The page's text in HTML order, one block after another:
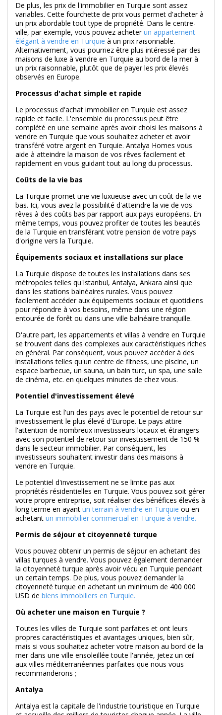
De plus, les prix de l'immobilier en Turquie sont assez
variables. Cette fourchette de prix vous permet d'acheter à
un prix abordable tout type de propriété. Dans le centre-
ville, par exemple, vous pouvez acheterun appartement
élégant à vendre en Turquie à un prix raisonnable.
Alternativement, vous pourriez être plus intéressé par des
maisons de luxe à vendre en Turquie au bord de la mer à
un prix raisonnable, plutôt que de payer les prix élevés
observés en Europe.
Processus d'achat simple et rapide
Le processus d'achat immobilier en Turquie est assez
rapide et facile. L'ensemble du processus peut être
complété en une semaine après avoir choisi les maisons à
vendre en Turquie que vous souhaitez acheter et avoir
transféré votre argent en Turquie. Antalya Homes vous
aide à atteindre la maison de vos rêves facilement et
rapidement en vous guidant tout au long du processus.
Coûts de la vie bas
La Turquie promet une vie luxueuse avec un coût de la vie
bas. Ici, vous avez la possibilité d'atteindre la vie de vos
rêves à des coûts bas par rapport aux pays européens. En
même temps, vous pouvez profiter de toutes les beautés
de la Turquie en transférant votre pension de votre pays
d'origine vers la Turquie.
Équipements sociaux et installations sur place
La Turquie dispose de toutes les installations dans ses
métropoles telles qu'Istanbul, Antalya, Ankara ainsi que
dans les stations balnéaires rurales. Vous pouvez
facilement accéder aux équipements sociaux et quotidiens
pour répondre à vos besoins, même dans une région
entourée de forêt ou dans une ville balnéaire tranquille.
D'autre part, les appartements et villas à vendre en Turquie
se trouvent dans des complexes aux caractéristiques riches
en général. Par conséquent, vous pouvez accéder à des
installations telles qu'un centre de fitness, une piscine, un
espace barbecue, un sauna, un bain turc, un spa, une salle
de cinéma, etc. en quelques minutes de chez vous.
Potentiel d'investissement élevé
La Turquie est l'un des pays avec le potentiel de retour sur
investissement le plus élevé d'Europe. Le pays attire
l'attention de nombreux investisseurs locaux et étrangers
avec son potentiel de retour sur investissement de 150 %
dans le secteur immobilier. Par conséquent, les
investisseurs souhaitent investir dans des maisons à
vendre en Turquie.
Le potentiel d'investissement ne se limite pas aux
propriétés résidentielles en Turquie. Vous pouvez soit gérer
votre propre entreprise, soit réaliser des bénéfices élevés à
long terme en ayant un terrain à vendre en Turquie ou en
achetant un immobilier commercial en Turquie à vendre.
Permis de séjour et citoyenneté turque
Vous pouvez obtenir un permis de séjour en achetant des
villas turques à vendre. Vous pouvez également demander
la citoyenneté turque après avoir vécu en Turquie pendant
un certain temps. De plus, vous pouvez demander la
citoyenneté turque en achetant un minimum de 400 000
USD de biens immobiliers en Turquie.
Où acheter une maison en Turquie ?
Toutes les villes de Turquie sont parfaites et ont leurs
propres caractéristiques et avantages uniques, bien sûr,
mais si vous souhaitez acheter votre maison au bord de la
mer dans une ville ensoleillée toute l'année, jetez un œil
aux villes méditerranéennes parfaites que nous vous
recommanderons ;
Antalya
Antalya est la capitale de l'industrie touristique en Turquie